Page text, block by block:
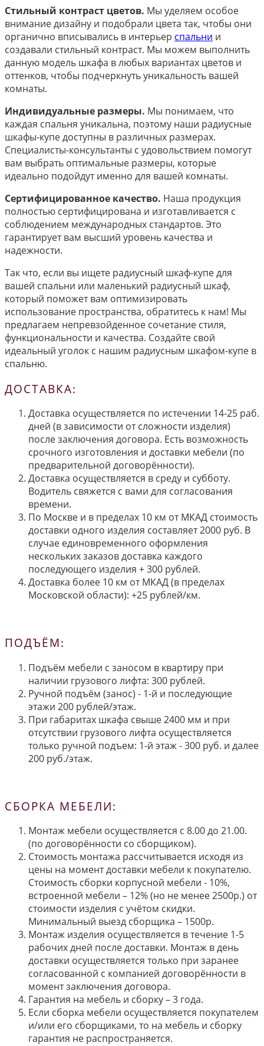
Стильный контраст цветов. Мы уделяем особое
внимание дизайну и подобрали цвета так, чтобы они
органично вписывались в интерьер спальни и
создавали стильный контраст. Мы можем выполнить
данную модель шкафа в любых вариантах цветов и
оттенков, чтобы подчеркнуть уникальность вашей
комнаты.
Индивидуальные размеры. Мы понимаем, что
каждая спальня уникальна, поэтому наши радиусные
шкафы-купе доступны в различных размерах.
Специалисты-консультанты с удовольствием помогут
вам выбрать оптимальные размеры, которые
идеально подойдут именно для вашей комнаты.
Сертифицированное качество. Наша продукция
полностью сертифицирована и изготавливается с
соблюдением международных стандартов. Это
гарантирует вам высший уровень качества и
надежности.
Так что, если вы ищете радиусный шкаф-купе для
вашей спальни или маленький радиусный шкаф,
который поможет вам оптимизировать
использование пространства, обратитесь к нам! Мы
предлагаем непревзойденное сочетание стиля,
функциональности и качества. Создайте свой
идеальный уголок с нашим радиусным шкафом-купе в
спальню.
ДОСТАВКА:
Доставка осуществляется по истечении 14-25 раб.
дней (в зависимости от сложности изделия)
после заключения договора. Есть возможность
срочного изготовления и доставки мебели (по
предварительной договорённости).
Доставка осуществляется в среду и субботу.
Водитель свяжется с вами для согласования
времени.
По Москве и в пределах 10 км от МКАД стоимость
доставки одного изделия составляет 2000 руб. В
случае единовременного оформления
нескольких заказов доставка каждого
последующего изделия + 300 рублей.
Доставка более 10 км от МКАД (в пределах
Московской области): +25 рублей/км.
ПОДЪЁМ:
Подъём мебели с заносом в квартиру при
наличии грузового лифта: 300 рублей.
Ручной подъём (занос) - 1-й и последующие
этажи 200 рублей/этаж.
При габаритах шкафа свыше 2400 мм и при
отсутствии грузового лифта осуществляется
только ручной подъем: 1-й этаж - 300 руб. и далее
200 руб./этаж.
СБОРКА МЕБЕЛИ:
Монтаж мебели осуществляется с 8.00 до 21.00.
(по договорённости со сборщиком).
Стоимость монтажа рассчитывается исходя из
цены на момент доставки мебели к покупателю.
Стоимость сборки корпусной мебели - 10%,
встроенной мебели – 12% (но не менее 2500р.) от
стоимости изделия с учётом скидки.
Минимальный выезд сборщика – 1500р.
Монтаж изделия осуществляется в течение 1-5
рабочих дней после доставки. Монтаж в день
доставки осуществляется только при заранее
согласованной с компанией договорённости в
момент заключения договора.
Гарантия на мебель и сборку – 3 года.
Если сборка мебели осуществляется покупателем
и/или его сборщиками, то на мебель и сборку
гарантия не распространяется.